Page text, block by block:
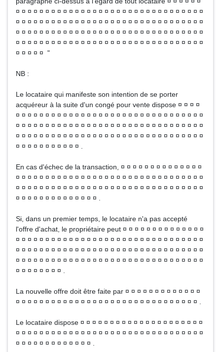
¤ ¤ ¤ ¤ ¤ ¤ ¤ ¤ ¤ ¤ ¤ ¤ ¤ ¤ ¤ ¤ ¤ ¤ ¤ ¤ ¤ ¤ ¤ ¤ ¤ ¤ ¤ ¤ ¤ ¤ ¤ ¤
¤ ¤ ¤ ¤ ¤ ¤ ¤ ¤ ¤ ¤ ¤ ¤ ¤ ¤ ¤ ¤ ¤ ¤ ¤ ¤ ¤ ¤ ¤ ¤ ¤ ¤ ¤ ¤ ¤ ¤ ¤ ¤
¤ ¤ ¤ ¤ ¤ ¤ ¤ ¤ ¤ ¤ ¤ ¤ ¤ ¤ ¤ ¤ ¤ ¤ ¤ ¤ ¤ ¤ ¤ ¤ ¤ ¤ ¤ ¤ ¤ ¤ ¤ ¤
¤ ¤ ¤ ¤ ¤ ¤ ¤ ¤ ¤ ¤ ¤ ¤ ¤ ¤ ¤ ¤ ¤ ¤ ¤ ¤ ¤ ¤ ¤ ¤ ¤ ¤ ¤ ¤ ¤ ¤ ¤ ¤
¤ ¤ ¤ ¤ ¤ "
NB :
Le locataire qui manifeste son intention de se porter
acquéreur à la suite d'un congé pour vente dispose ¤ ¤ ¤ ¤
¤ ¤ ¤ ¤ ¤ ¤ ¤ ¤ ¤ ¤ ¤ ¤ ¤ ¤ ¤ ¤ ¤ ¤ ¤ ¤ ¤ ¤ ¤ ¤ ¤ ¤ ¤ ¤ ¤ ¤ ¤ ¤
¤ ¤ ¤ ¤ ¤ ¤ ¤ ¤ ¤ ¤ ¤ ¤ ¤ ¤ ¤ ¤ ¤ ¤ ¤ ¤ ¤ ¤ ¤ ¤ ¤ ¤ ¤ ¤ ¤ ¤ ¤ ¤
¤ ¤ ¤ ¤ ¤ ¤ ¤ ¤ ¤ ¤ ¤ ¤ ¤ ¤ ¤ ¤ ¤ ¤ ¤ ¤ ¤ ¤ ¤ ¤ ¤ ¤ ¤ ¤ ¤ ¤ ¤ ¤
¤ ¤ ¤ ¤ ¤ ¤ ¤ ¤ ¤ ¤ ¤ .
En cas d'échec de la transaction, ¤ ¤ ¤ ¤ ¤ ¤ ¤ ¤ ¤ ¤ ¤ ¤ ¤ ¤
¤ ¤ ¤ ¤ ¤ ¤ ¤ ¤ ¤ ¤ ¤ ¤ ¤ ¤ ¤ ¤ ¤ ¤ ¤ ¤ ¤ ¤ ¤ ¤ ¤ ¤ ¤ ¤ ¤ ¤ ¤ ¤
¤ ¤ ¤ ¤ ¤ ¤ ¤ ¤ ¤ ¤ ¤ ¤ ¤ ¤ ¤ ¤ ¤ ¤ ¤ ¤ ¤ ¤ ¤ ¤ ¤ ¤ ¤ ¤ ¤ ¤ ¤ ¤
¤ ¤ ¤ ¤ ¤ ¤ ¤ ¤ ¤ ¤ ¤ ¤ ¤ ¤ .
Si, dans un premier temps, le locataire n'a pas accepté
l'offre d'achat, le propriétaire peut ¤ ¤ ¤ ¤ ¤ ¤ ¤ ¤ ¤ ¤ ¤ ¤ ¤ ¤
¤ ¤ ¤ ¤ ¤ ¤ ¤ ¤ ¤ ¤ ¤ ¤ ¤ ¤ ¤ ¤ ¤ ¤ ¤ ¤ ¤ ¤ ¤ ¤ ¤ ¤ ¤ ¤ ¤ ¤ ¤ ¤
¤ ¤ ¤ ¤ ¤ ¤ ¤ ¤ ¤ ¤ ¤ ¤ ¤ ¤ ¤ ¤ ¤ ¤ ¤ ¤ ¤ ¤ ¤ ¤ ¤ ¤ ¤ ¤ ¤ ¤ ¤ ¤
¤ ¤ ¤ ¤ ¤ ¤ ¤ ¤ ¤ ¤ ¤ ¤ ¤ ¤ ¤ ¤ ¤ ¤ ¤ ¤ ¤ ¤ ¤ ¤ ¤ ¤ ¤ ¤ ¤ ¤ ¤ ¤
¤ ¤ ¤ ¤ ¤ ¤ ¤ ¤ .
La nouvelle offre doit être faite par ¤ ¤ ¤ ¤ ¤ ¤ ¤ ¤ ¤ ¤ ¤ ¤ ¤
¤ ¤ ¤ ¤ ¤ ¤ ¤ ¤ ¤ ¤ ¤ ¤ ¤ ¤ ¤ ¤ ¤ ¤ ¤ ¤ ¤ ¤ ¤ ¤ ¤ ¤ ¤ ¤ ¤ ¤ ¤ .
Le locataire dispose ¤ ¤ ¤ ¤ ¤ ¤ ¤ ¤ ¤ ¤ ¤ ¤ ¤ ¤ ¤ ¤ ¤ ¤ ¤ ¤ ¤
¤ ¤ ¤ ¤ ¤ ¤ ¤ ¤ ¤ ¤ ¤ ¤ ¤ ¤ ¤ ¤ ¤ ¤ ¤ ¤ ¤ ¤ ¤ ¤ ¤ ¤ ¤ ¤ ¤ ¤ ¤ ¤
¤ ¤ ¤ ¤ ¤ ¤ ¤ ¤ ¤ ¤ ¤ ¤ ¤ .